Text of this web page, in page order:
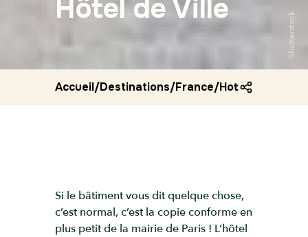
Hôtel de Ville
Shutterstock
Accueil/Destinations/France/Hotel de ville
Si le bâtiment vous dit quelque chose,
c’est normal, c’est la copie conforme en
plus petit de la mairie de Paris ! L’hôtel